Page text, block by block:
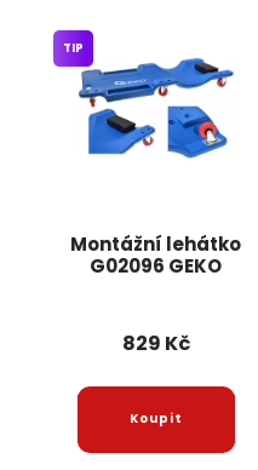
Montážní lehátko
G02096 GEKO
TIP
829 Kč